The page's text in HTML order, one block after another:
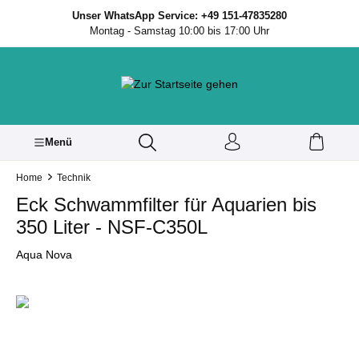
springenUnser WhatsApp Service: +49 151-47835280
Montag - Samstag 10:00 bis 17:00 Uhr
Menü
Home Technik
Eck Schwammfilter für Aquarien bis
350 Liter - NSF-C350L
Aqua Nova